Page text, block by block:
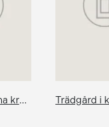
Lyckas med dina krukväxter Trädgård i